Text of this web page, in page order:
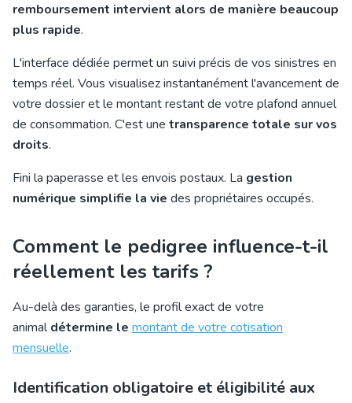
remboursement intervient alors de manière beaucoup
plus rapide.
L'interface dédiée permet un suivi précis de vos sinistres en
temps réel. Vous visualisez instantanément l'avancement de
votre dossier et le montant restant de votre plafond annuel
de consommation. C'est une transparence totale sur vos
droits.
Fini la paperasse et les envois postaux. La gestion
numérique simplifie la vie des propriétaires occupés.
Comment le pedigree influence-t-il
réellement les tarifs ?
Au-delà des garanties, le profil exact de votre
animaldétermine le montant de votre cotisation
mensuelle.
Identification obligatoire et éligibilité aux